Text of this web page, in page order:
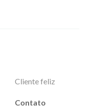
Cliente feliz
Contato